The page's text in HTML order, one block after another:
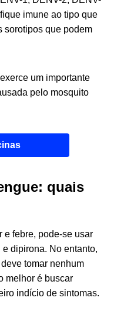
imune ao tipo que
sorotipos que podem
exerce um importante
pelo mosquito
quais
e febre, pode-se usar
dipirona. No entanto,
tomar nenhum
melhor é buscar
indício de sintomas.